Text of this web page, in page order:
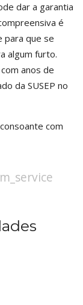
dar a garantia
é
para que se
algum furto.
anos de
da SUSEP no
com